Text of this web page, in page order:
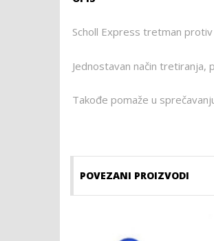
Scholl Express tretman
Jednostavan način
Takođe pomaže u
POVEZANI PROIZVODI